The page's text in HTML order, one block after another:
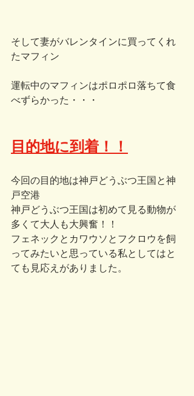
そして妻がバレンタインに買ってくれ
たマフィン
運転中のマフィンはポロポロ落ちて食
べずらかった・・・
目的地に到着！！
今回の目的地は神戸どうぶつ王国と神
戸空港
神戸どうぶつ王国は初めて見る動物が
多くて大人も大興奮！！
フェネックとカワウソとフクロウを飼
ってみたいと思っている私としてはと
ても見応えがありました。